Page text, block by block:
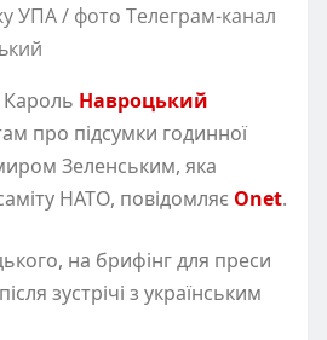
УПА / фото Телеграм-канал
Навроцький
про підсумки годинної
Зеленським, яка
НАТО, повідомляє Onet.
на брифінг для преси
зустрічі з українським